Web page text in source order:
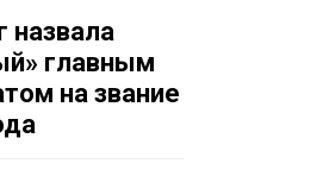
назвала
главным
на звание